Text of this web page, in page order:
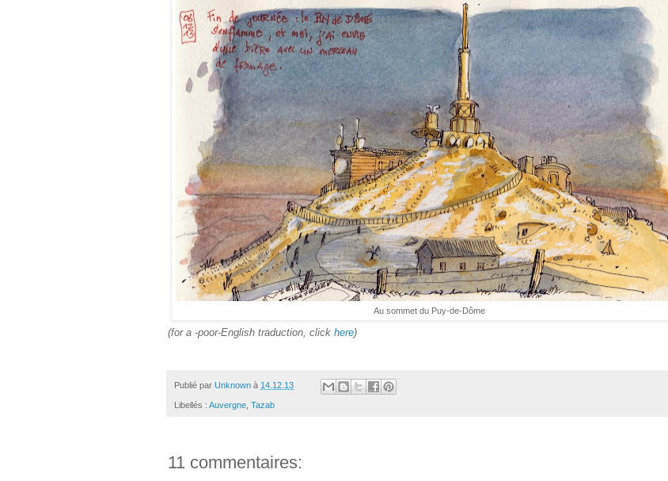
Au sommet du Puy-de-Dôme
(for a -poor-English traduction, click here)
Publié par Unknown à 14.12.13
Libellés : Auvergne Tazab
11 commentaires: